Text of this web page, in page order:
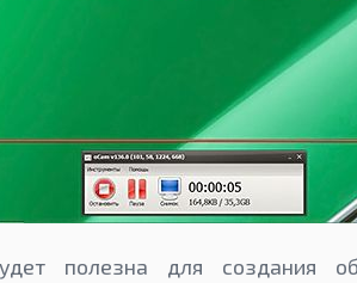
полезна для создания